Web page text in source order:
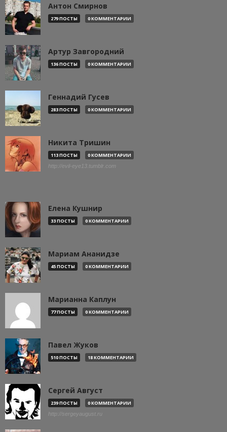
Антон Смирнов
279 ПОСТЫ 0 КОММЕНТАРИИ
Артур Завгородний
136 ПОСТЫ 0 КОММЕНТАРИИ
Геннадий Гусев
283 ПОСТЫ 0 КОММЕНТАРИИ
Никита Тришин
113 ПОСТЫ 0 КОММЕНТАРИИ
http://evil-eye13.tumblr.com
Елена Кушнир
33 ПОСТЫ 0 КОММЕНТАРИИ
Мариам Ананидзе
45 ПОСТЫ 0 КОММЕНТАРИИ
Марианна Каплун
77 ПОСТЫ 0 КОММЕНТАРИИ
Павел Жуков
510 ПОСТЫ 18 КОММЕНТАРИИ
Сергей Август
239 ПОСТЫ 0 КОММЕНТАРИИ
http://sergeyaugust.ru